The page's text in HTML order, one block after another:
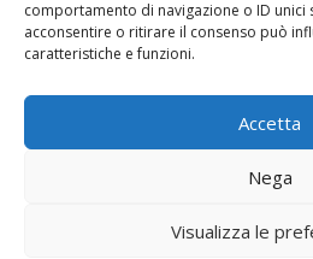
comportamento di navigazione o ID unici
acconsentire o ritirare il consenso può
caratteristiche e funzioni.
Accetta
Nega
Visualizza le
reCAPTCHA Google’s Privacy
© 2026 Fratelli Pinci by